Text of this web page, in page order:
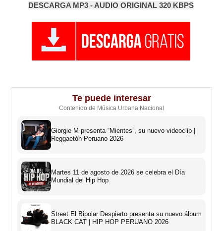
DESCARGA MP3 - AUDIO ORIGINAL 320 KBPS
Te puede interesar
Contenido de Música Urbana Nacional
Giorgie M presenta “Mientes”, su nuevo videoclip |
Reggaetón Peruano 2026
Martes 11 de agosto de 2026 se celebra el Día
Mundial del Hip Hop
Street El Bipolar Despierto presenta su nuevo álbum
BLACK CAT | HIP HOP PERUANO 2026